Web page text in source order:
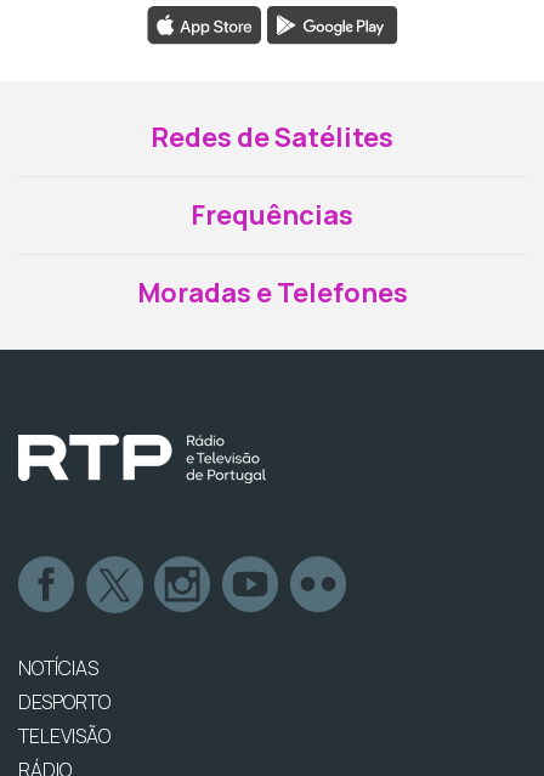
Redes de Satélites
Frequências
Moradas e Telefones
NOTÍCIAS
DESPORTO
TELEVISÃO
RÁDIO